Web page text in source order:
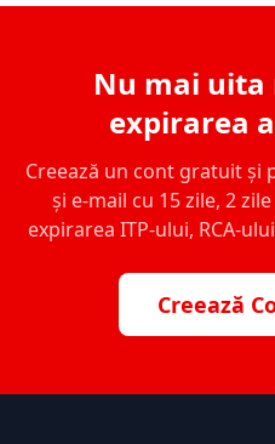
Nu mai uita
expirarea
Creează un cont gratuit și
și e-mail cu 15 zile, 2
expirarea ITP-ului, RCA-
Creează